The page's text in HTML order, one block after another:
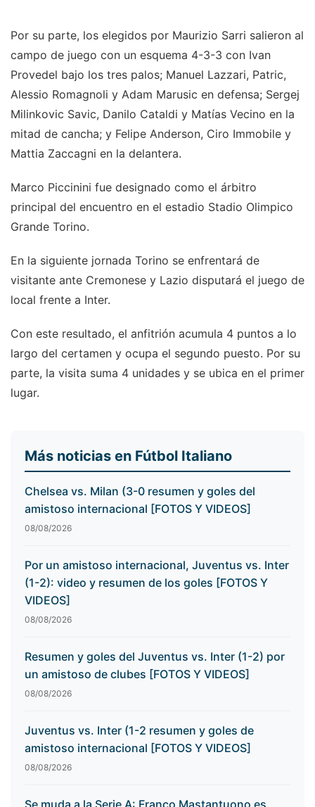
Por su parte, los elegidos por Maurizio Sarri salieron al
campo de juego con un esquema 4-3-3 con Ivan
Provedel bajo los tres palos; Manuel Lazzari, Patric,
Alessio Romagnoli y Adam Marusic en defensa; Sergej
Milinkovic Savic, Danilo Cataldi y Matí­as Vecino en la
mitad de cancha; y Felipe Anderson, Ciro Immobile y
Mattia Zaccagni en la delantera.
Marco Piccinini fue designado como el árbitro
principal del encuentro en el estadio Stadio Olimpico
Grande Torino.
En la siguiente jornada Torino se enfrentará de
visitante ante Cremonese y Lazio disputará el juego de
local frente a Inter.
Con este resultado, el anfitrión acumula 4 puntos a lo
largo del certamen y ocupa el segundo puesto. Por su
parte, la visita suma 4 unidades y se ubica en el primer
lugar.
Más noticias en Fútbol Italiano
Chelsea vs. Milan (3-0 resumen y goles del
amistoso internacional [FOTOS Y VIDEOS]
08/08/2026
Por un amistoso internacional, Juventus vs. Inter
(1-2): video y resumen de los goles [FOTOS Y
VIDEOS]
08/08/2026
Resumen y goles del Juventus vs. Inter (1-2) por
un amistoso de clubes [FOTOS Y VIDEOS]
08/08/2026
Juventus vs. Inter (1-2 resumen y goles de
amistoso internacional [FOTOS Y VIDEOS]
08/08/2026